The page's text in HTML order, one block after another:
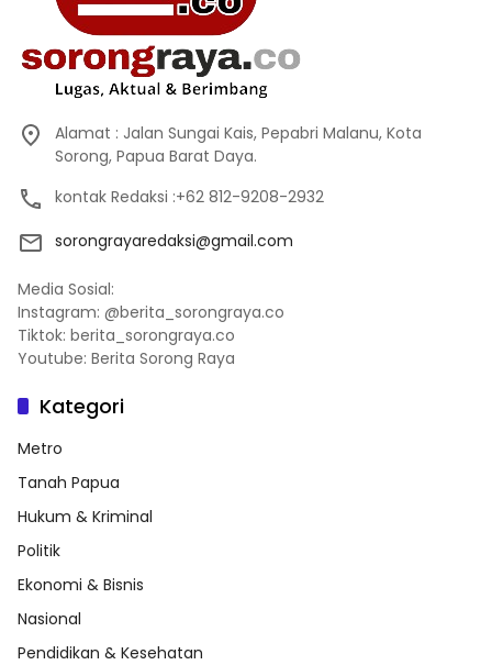
Alamat : Jalan Sungai Kais, Pepabri Malanu, Kota
Sorong, Papua Barat Daya.
kontak Redaksi :+62 812-9208-2932
sorongrayaredaksi@gmail.com
Media Sosial:
Instagram: @berita_sorongraya.co
Tiktok: berita_sorongraya.co
Youtube: Berita Sorong Raya
Kategori
Metro
Tanah Papua
Hukum & Kriminal
Politik
Ekonomi & Bisnis
Nasional
Pendidikan & Kesehatan